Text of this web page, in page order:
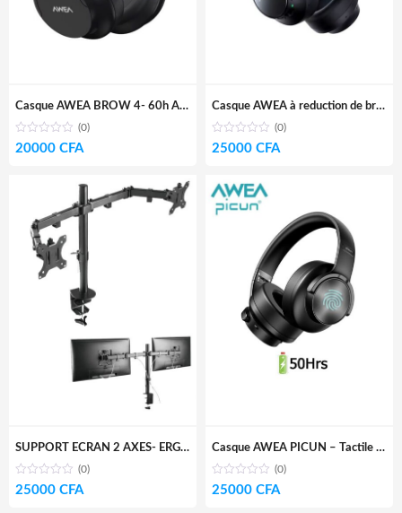
Casque AWEA BROW 4- 60h AUTONOMIE
(0)
20000 CFA
Casque AWEA à reduction de bruit active V5- Haut de gamme- 60H
(0)
25000 CFA
SUPPORT ECRAN 2 AXES- ERGONOMIQUE – ROBUSTE
(0)
25000 CFA
Casque AWEA PICUN – Tactile – Haut de gamme- 50hrs
(0)
25000 CFA